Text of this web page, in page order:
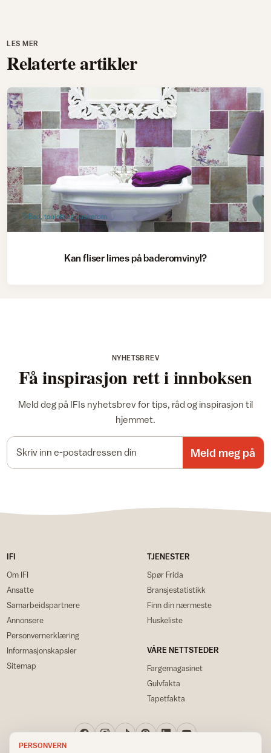
LES MER
Relaterte artikler
Bad, toalett og vaskerom
Kan fliser limes på baderomvinyl?
NYHETSBREV
Få inspirasjon rett i innboksen
Meld deg på IFIs nyhetsbrev for tips, råd og inspirasjon til
hjemmet.
Meld meg på
IFI
Om IFI
Ansatte
Samarbeidspartnere
Annonsere
Personvernerklæring
Informasjonskapsler
Sitemap
TJENESTER
Spør Frida
Bransjestatistikk
Finn din nærmeste
Huskeliste
VÅRE NETTSTEDER
Fargemagasinet
Gulvfakta
Tapetfakta
PERSONVERN